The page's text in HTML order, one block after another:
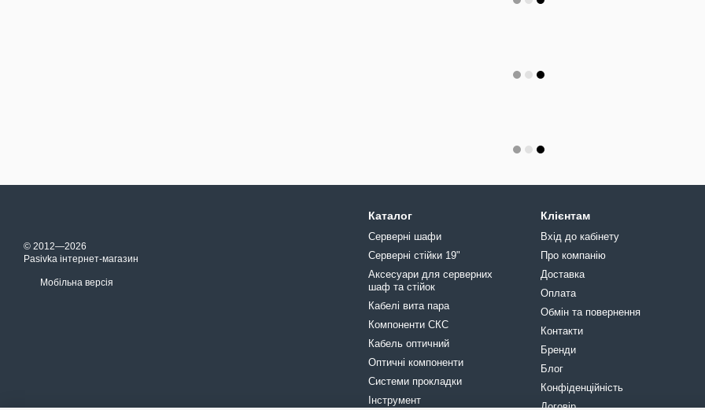
© 2012—2026
Pasivka інтернет-магазин
Мобільна версія
Каталог
Серверні шафи
Серверні стійки 19"
Аксесуари для серверних
шаф та стійок
Кабелі вита пара
Компоненти СКС
Кабель оптичний
Оптичні компоненти
Системи прокладки
Інструмент
Клієнтам
Вхід до кабінету
Про компанію
Доставка
Оплата
Обмін та повернення
Контакти
Бренди
Блог
Конфіденційність
Договір